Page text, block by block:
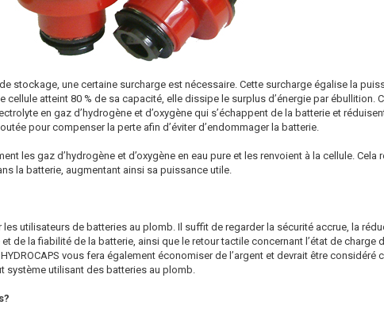
stockage, une certaine surcharge est nécessaire. Cette surcharge égalise la
cellule atteint 80 % de sa capacité, elle dissipe le surplus d’énergie par ébullition.
en gaz d’hydrogène et d’oxygène qui s’échappent de la batterie et
pour compenser la perte afin d’éviter d’endommager la batterie.
les gaz d’hydrogène et d’oxygène en eau pure et les renvoient à la cellule. Cela
la batterie, augmentant ainsi sa puissance utile.
utilisateurs de batteries au plomb. Il suffit de regarder la sécurité accrue, la
et de la fiabilité de la batterie, ainsi que le retour tactile concernant l’état de charge
vous fera également économiser de l’argent et devrait être considéré
système utilisant des batteries au plomb.